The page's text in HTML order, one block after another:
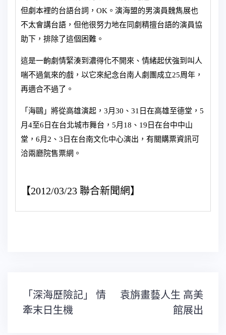
但劇本裡的台語台詞，OK。演海盟的男演員魏雋展也
不太會講台語，但他很努力地在同劇精擅台語的演員協
助下，排除了這個困難。
這是一齣劇情緊湊到濃得化不開來、情緒起伏強到叫人
喘不過氣來的戲，以它來紀念台南人劇團成立25周年，
再適合不過了。
「海鷗」將從高雄演起，3月30、31日在高雄至德堂，5
月4至6日在台北城市舞台，5月18、19日在台中中山
堂，6月2、3日在台南文化中心演出，有關購票資訊可
洽兩廳院售票網。
【2012/03/23 聯合新聞網】
文
章
導
「深海歷險記」 情
牽末日生機
袁旃畫藝人生 高美
館展出